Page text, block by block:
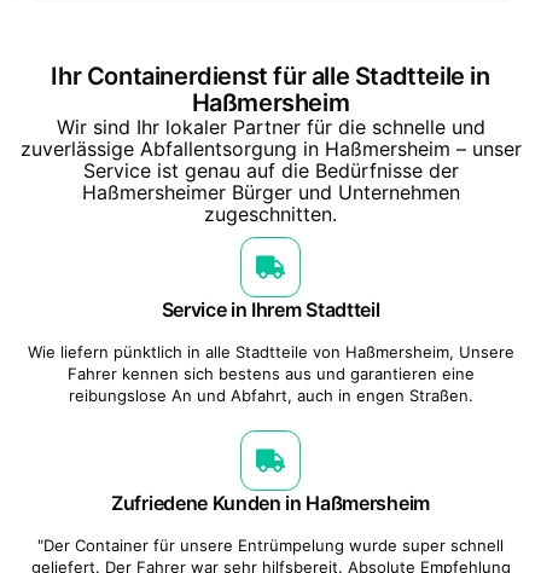
Ihr Containerdienst für alle Stadtteile in
Haßmersheim
Wir sind Ihr lokaler Partner für die schnelle und
zuverlässige Abfallentsorgung in Haßmersheim – unser
Service ist genau auf die Bedürfnisse der
Haßmersheimer Bürger und Unternehmen
zugeschnitten.
Service in Ihrem Stadtteil
Wie liefern pünktlich in alle Stadtteile von Haßmersheim, Unsere
Fahrer kennen sich bestens aus und garantieren eine
reibungslose An und Abfahrt, auch in engen Straßen.
Zufriedene Kunden in Haßmersheim
"Der Container für unsere Entrümpelung wurde super schnell
geliefert. Der Fahrer war sehr hilfsbereit. Absolute Empfehlung